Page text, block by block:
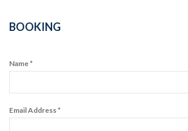
BOOKING
Name *
Email Address *